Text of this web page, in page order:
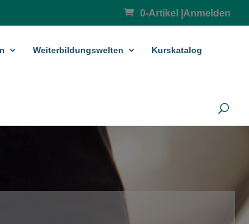
0-Artikel Anmelden
Weiterbildungswelten Kurskatalog